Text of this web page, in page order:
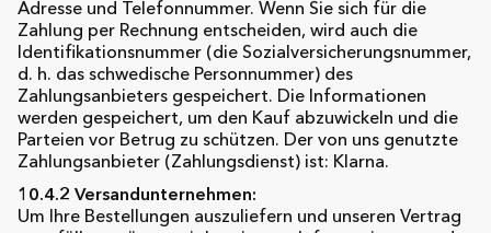
Adresse und Telefonnummer. Wenn Sie sich für die
Zahlung per Rechnung entscheiden, wird auch die
Identifikationsnummer (die Sozialversicherungsnummer,
d. h. das schwedische Personnummer) des
Zahlungsanbieters gespeichert. Die Informationen
werden gespeichert, um den Kauf abzuwickeln und die
Parteien vor Betrug zu schützen. Der von uns genutzte
Zahlungsanbieter (Zahlungsdienst) ist: Klarna.
10.4.2 Versandunternehmen:
Um Ihre Bestellungen auszuliefern und unseren Vertrag